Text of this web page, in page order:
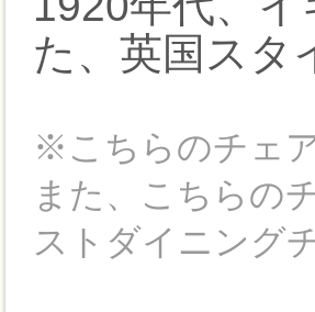
た、英国スタ
※こちらのチェ
また、こちらの
ストダイニング